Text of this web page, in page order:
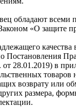
обладают всеми
«О защите
качества
Постановления
от 28.01.2019) в
товаров
возврату или
размера,